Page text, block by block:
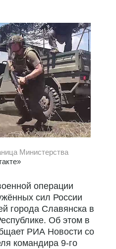
Министерства
операции
сил России
города Славянска в
Об этом в
РИА Новости со
командира 9-го